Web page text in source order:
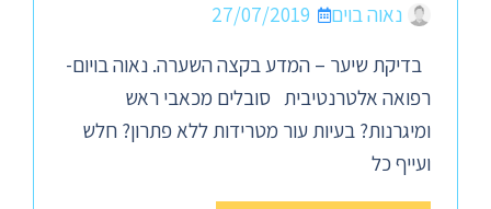
נאוה בוים
27/07/2019
בדיקת שיער – המדע בקצה השערה. נאוה בויום-
רפואה אלטרנטיבית סובלים מכאבי ראש
ומיגרנות? בעיות עור מטרידות ללא פתרון? חלש
ועייף כל